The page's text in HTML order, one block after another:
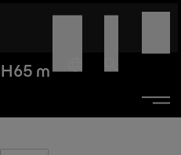
H65 m